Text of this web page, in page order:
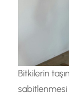
Bitkilerin